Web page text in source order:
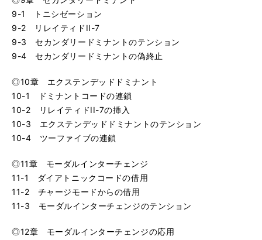
9-1 トニシゼーション
9-2 リレイティドII-7
9-3 セカンダリードミナントのテンション
9-4 セカンダリードミナントの偽終止
◎10章 エクステンデッドドミナント
10-1 ドミナントコードの連鎖
10-2 リレイティドII-7の挿入
10-3 エクステンデッドドミナントのテンション
10-4 ツーファイブの連鎖
◎11章 モーダルインターチェンジ
11-1 ダイアトニックコードの借用
11-2 チャージモードからの借用
11-3 モーダルインターチェンジのテンション
◎12章 モーダルインターチェンジの応用